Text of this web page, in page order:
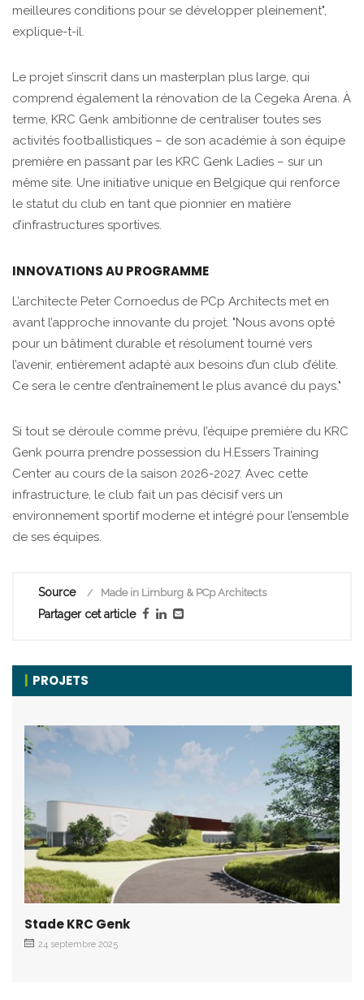
meilleures conditions pour se développer pleinement",
explique-t-il.
Le projet s’inscrit dans un masterplan plus large, qui
comprend également la rénovation de la Cegeka Arena. À
terme, KRC Genk ambitionne de centraliser toutes ses
activités footballistiques – de son académie à son équipe
première en passant par les KRC Genk Ladies – sur un
même site. Une initiative unique en Belgique qui renforce
le statut du club en tant que pionnier en matière
d’infrastructures sportives.
INNOVATIONS AU PROGRAMME
L’architecte Peter Cornoedus de PCp Architects met en
avant l’approche innovante du projet. "Nous avons opté
pour un bâtiment durable et résolument tourné vers
l’avenir, entièrement adapté aux besoins d’un club d’élite.
Ce sera le centre d’entraînement le plus avancé du pays."
Si tout se déroule comme prévu, l’équipe première du KRC
Genk pourra prendre possession du H.Essers Training
Center au cours de la saison 2026-2027. Avec cette
infrastructure, le club fait un pas décisif vers un
environnement sportif moderne et intégré pour l’ensemble
de ses équipes.
Source Made in Limburg & PCp Architects
Partager cet article
PROJETS
Stade KRC Genk
24 septembre 2025